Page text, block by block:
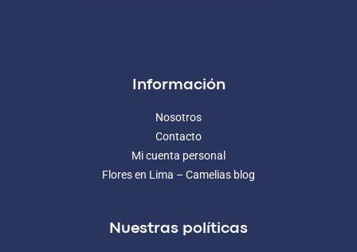
Información
Nosotros
Contacto
Mi cuenta personal
Flores en Lima – Camelias blog
Nuestras políticas